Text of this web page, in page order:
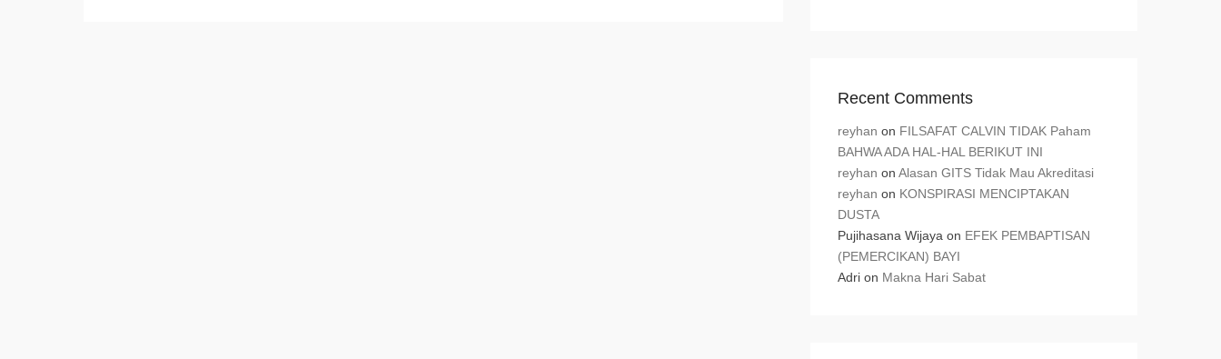
Recent Comments
reyhan on FILSAFAT CALVIN TIDAK Paham
BAHWA ADA HAL-HAL BERIKUT INI
reyhan on Alasan GITS Tidak Mau Akreditasi
reyhan on KONSPIRASI MENCIPTAKAN
DUSTA
Pujihasana Wijaya on EFEK PEMBAPTISAN
(PEMERCIKAN) BAYI
Adri on Makna Hari Sabat